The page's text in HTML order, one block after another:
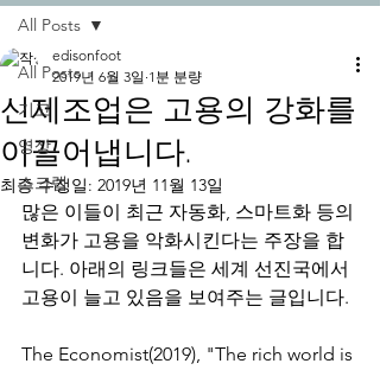
All Posts
기고
영상
스크랩
All Posts
신제조업은 고용의 강화를
이끌어냅니다.
edisonfoot
2019년 6월 3일 1분 분량
최종 수정일: 2019년 11월 13일
많은 이들이 최근 자동화, 스마트화 등의
변화가 고용을 악화시킨다는 주장을 합
니다. 아래의 링크들은 세계 선진국에서
고용이 늘고 있음을 보여주는 글입니다.
The Economist(2019), "The rich world is